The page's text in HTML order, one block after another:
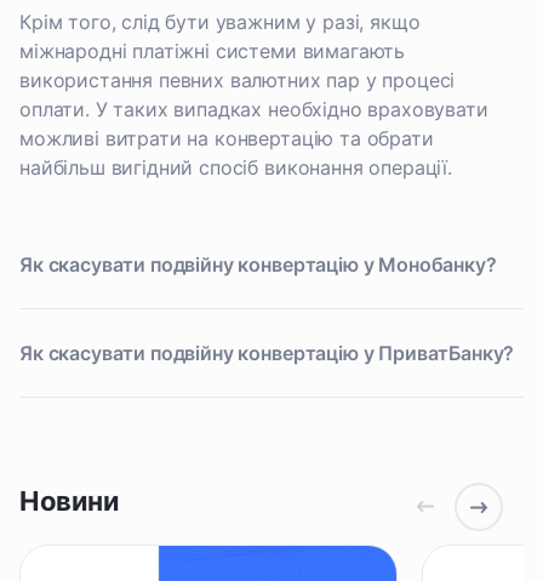
Крім того, слід бути уважним у разі, якщо
міжнародні платіжні системи вимагають
використання певних валютних пар у процесі
оплати. У таких випадках необхідно враховувати
можливі витрати на конвертацію та обрати
найбільш вигідний спосіб виконання операції.
Як скасувати подвійну конвертацію у Монобанку?
Як скасувати подвійну конвертацію у ПриватБанку?
Новини